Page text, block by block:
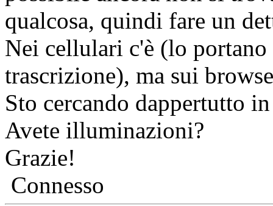
qualcosa, quindi fare un
Nei cellulari c'è (lo
trascrizione), ma sui
Sto cercando dappertutto
Avete illuminazioni?
Grazie!
Connesso